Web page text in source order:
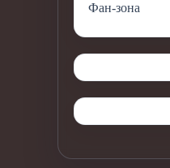
Фан-зона